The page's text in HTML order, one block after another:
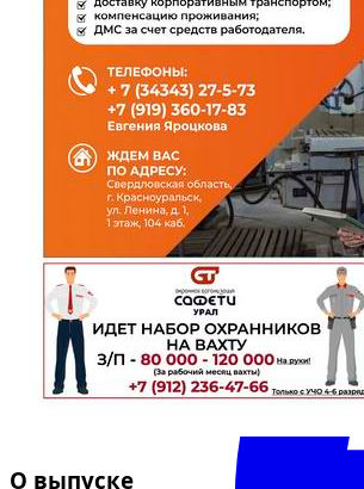
О выпуске